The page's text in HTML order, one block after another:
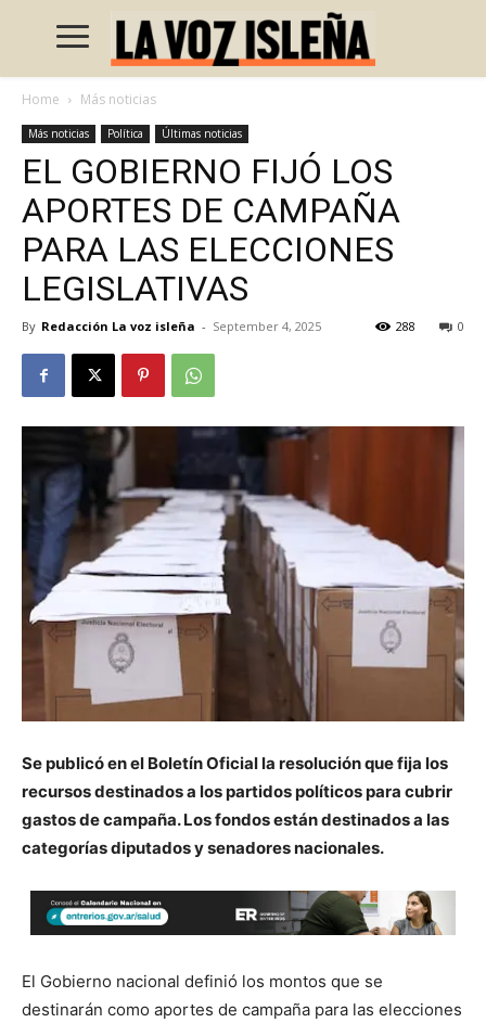
Home Más noticias
Más noticias Política Últimas noticias
EL GOBIERNO FIJÓ LOS
APORTES DE CAMPAÑA
PARA LAS ELECCIONES
LEGISLATIVAS
By Redacción La voz isleña - September 4, 2025 0
288
Se publicó en el Boletín Oficial la resolución que fija los
recursos destinados a los partidos políticos para cubrir
gastos de campaña. Los fondos están destinados a las
categorías diputados y senadores nacionales.
El Gobierno nacional definió los montos que se
destinarán como aportes de campaña para las elecciones